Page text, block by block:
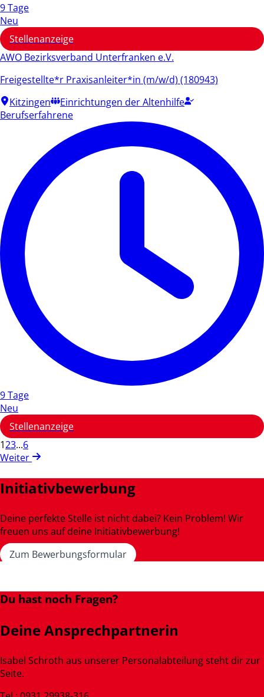
9 Tage
Neu
Stellenanzeige
AWO Bezirksverband Unterfranken e.V.
Freigestellte*r Praxisanleiter*in (m/w/d) (180943)
Kitzingen
Einrichtungen der Altenhilfe
Berufserfahrene
9 Tage
Neu
Stellenanzeige
123...6
Weiter
Initiativbewerbung
Deine perfekte Stelle ist nicht dabei? Kein Problem! Wir
freuen uns auf deine Initiativbewerbung!
Zum Bewerbungsformular
Du hast noch Fragen?
Deine Ansprechpartnerin
Isabel Schroth aus unserer Personalabteilung steht dir zur
Seite.